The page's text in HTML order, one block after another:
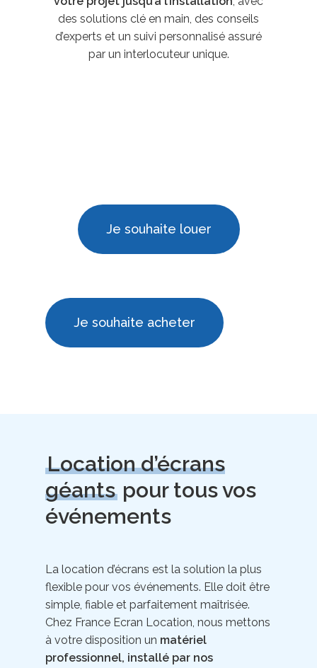
des solutions clé en main, des conseils
d’experts et un suivi personnalisé assuré
par un interlocuteur unique.
Je souhaite louer
Je souhaite acheter
Location d’écrans
géants pour tous vos
événements
La location d’écrans est la solution la plus
flexible pour vos événements. Elle doit être
simple, fiable et parfaitement maîtrisée.
Chez France Ecran Location, nous mettons
à votre disposition un matériel
professionnel, installé par nos